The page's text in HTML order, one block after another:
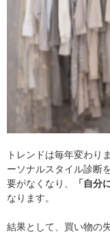
トレンドは毎年変わり
ーソナルスタイル診断
要がなくなり、
「自分
なります。
結果として、買い物の